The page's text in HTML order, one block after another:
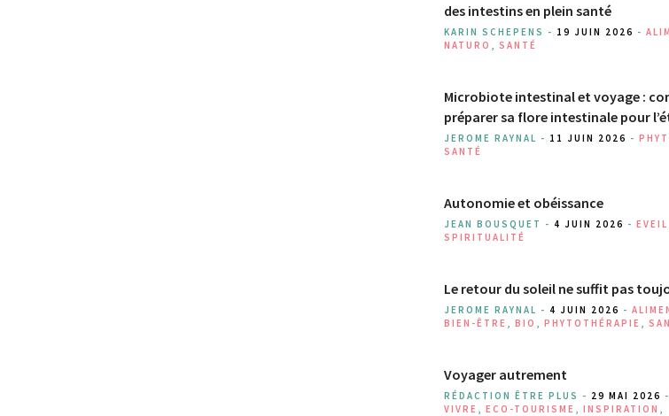
des intestins en plein santé
KARIN SCHEPENS - 19 JUIN 2026 -
NATURO ,SANTÉ
Microbiote intestinal et voyage :
préparer sa flore intestinale pour
JEROME RAYNAL - 11 JUIN 2026 -
SANTÉ
Autonomie et obéissance
JEAN BOUSQUET - 4 JUIN 2026 -EVEIL
SPIRITUALITÉ
Le retour du soleil ne suffit pas
JEROME RAYNAL - 4 JUIN 2026 -
BIEN-ÊTRE ,BIO ,PHYTOTHÉRAPIE ,
Voyager autrement
RÉDACTION ÊTRE PLUS - 29 MAI 2026
VIVRE ,ECO-TOURISME ,INSPIRATION ,